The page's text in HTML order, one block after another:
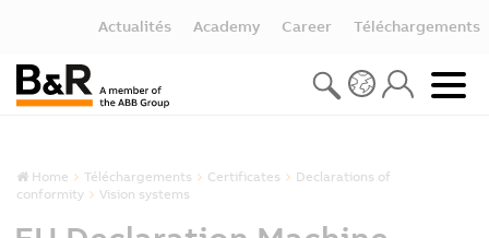
Actualités Academy Career Téléchargements
Home Téléchargements Certificates
Declarations of
conformity
Vision systems